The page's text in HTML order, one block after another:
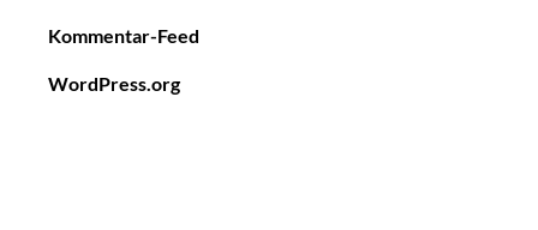
Kommentar-Feed
WordPress.org